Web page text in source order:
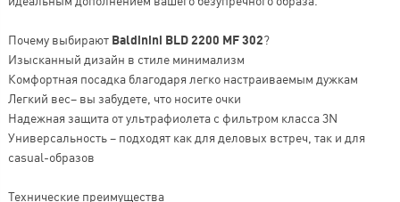
Почему выбирают Baldinini BLD 2200 MF 302?
Изысканный дизайн в стиле минимализм
Комфортная посадка благодаря легко настраиваемым дужкам
Легкий вес– вы забудете, что носите очки
Надежная защита от ультрафиолета с фильтром класса 3N
Универсальность – подходят как для деловых встреч, так и для
casual-образов
Технические преимущества